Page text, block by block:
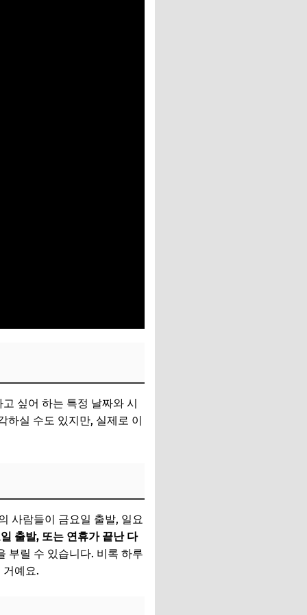
싶어 하는 특정 날짜와 시
하실 수도 있지만, 실제로 이
사람들이 금요일 출발, 일요
출발, 또는 연휴가 끝난 다
부릴 수 있습니다. 비록 하루
거예요.